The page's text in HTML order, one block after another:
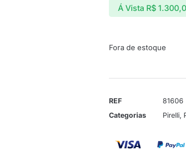
Á Vista R$
Fora de estoque
REF
81606
Categorias
Pirelli,